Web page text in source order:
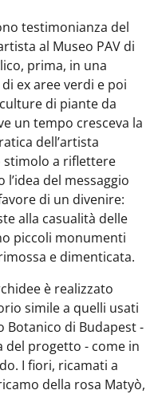
testimonianza del
al Museo PAV di
prima, in una
ex aree verdi e poi
di piante da
un tempo cresceva la
dell’artista
stimolo a riflettere
del messaggio
di un divenire:
alla casualità delle
piccoli monumenti
e dimenticata.
è realizzato
simile a quelli usati
Botanico di Budapest -
del progetto - come in
I fiori, ricamati a
della rosa Matyò,